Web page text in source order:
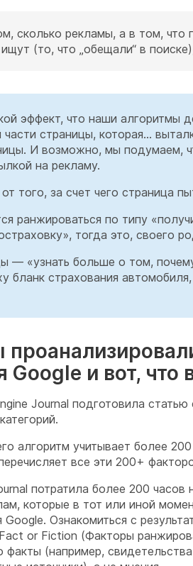
сколько рекламы, а в том, что
(то, что „обещали“ в
эффект, что наши алгоритмы
страницы, которая...
И возможно, мы подумаем,
на рекламу.
того, за счет чего страница
ранжироваться по типу
тогда это, своего
— «узнать больше о том,
бланк страхования
и вот, что
Journal подготовила
алгоритм учитывает более
все эти 200+
потратила более 200
которые в тот или иной
Ознакомиться с
or Fiction (Факторы
факты (например,